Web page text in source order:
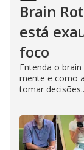
Brain
está
foco
Entenda o
mente e como
tomar